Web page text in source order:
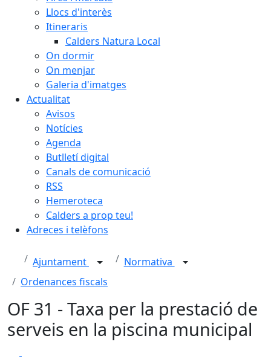
Llocs d'interès
Itineraris
Calders Natura Local
On dormir
On menjar
Galeria d'imatges
Actualitat
Avisos
Notícies
Agenda
Butlletí digital
Canals de comunicació
RSS
Hemeroteca
Calders a prop teu!
Adreces i telèfons
Ajuntament
Normativa
Ordenances fiscals
OF 31 - Taxa per la prestació de
serveis en la piscina municipal